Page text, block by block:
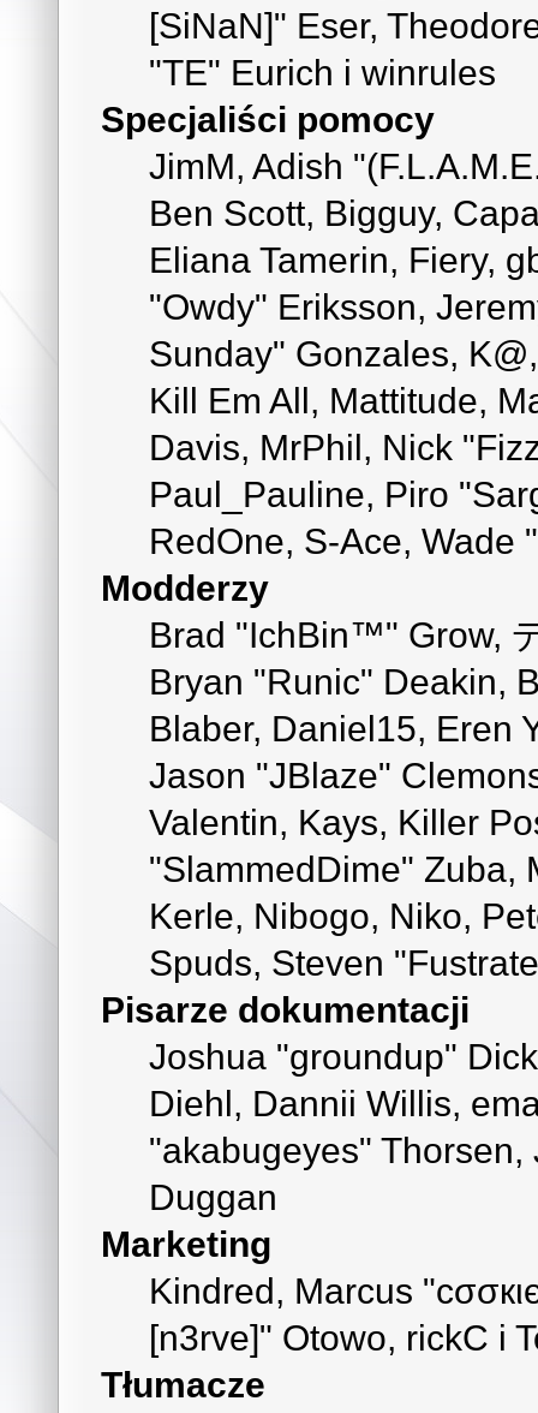
[SiNaN]" Eser,
"TE" Eurich i winrules
Specjaliści pomocy
JimM, Adish
Ben Scott, Bigguy,
Eliana Tamerin, Fiery,
"Owdy" Eriksson,
Sunday" Gonzales,
Kill Em All, Mattitude,
Davis, MrPhil, Nick
Paul_Pauline, Piro
RedOne, S-Ace,
Modderzy
Brad "IchBin™" Grow,
Bryan "Runic" Deakin,
Blaber, Daniel15, Eren
Jason "JBlaze"
Valentin, Kays, Killer
"SlammedDime" Zuba,
Kerle, Nibogo, Niko,
Spuds, Steven
Pisarze dokumentacji
Joshua "groundup"
Diehl, Dannii Willis,
"akabugeyes"
Duggan
Marketing
Kindred, Marcus
[n3rve]" Otowo, rickC i
Tłumacze